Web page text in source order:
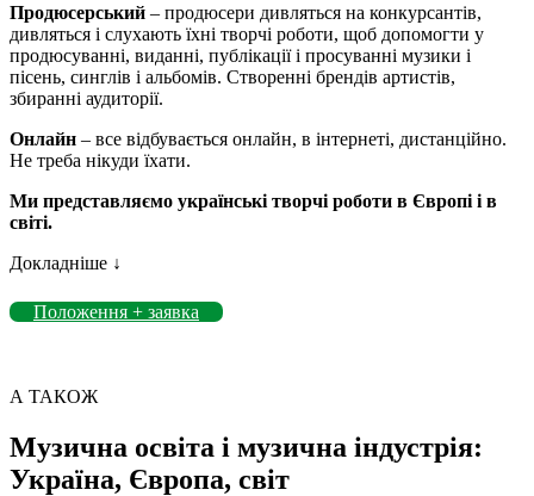
Продюсерський – продюсери дивляться на конкурсантів,
дивляться і слухають їхні творчі роботи, щоб допомогти у
продюсуванні, виданні, публікації і просуванні музики і
пісень, синглів і альбомів. Створенні брендів артистів,
збиранні аудиторії.
Онлайн – все відбувається онлайн, в інтернеті, дистанційно.
Не треба нікуди їхати.
Ми представляємо українські творчі роботи в Європі і в
світі.
Докладніше ↓
Положення + заявка
А ТАКОЖ
Музична освіта і музична індустрія:
Україна, Європа, світ